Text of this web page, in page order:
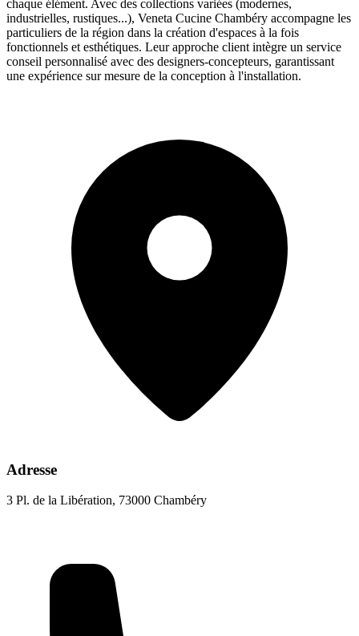
chaque élément. Avec des collections variées (modernes,
industrielles, rustiques...), Veneta Cucine Chambéry accompagne les
particuliers de la région dans la création d'espaces à la fois
fonctionnels et esthétiques. Leur approche client intègre un service
conseil personnalisé avec des designers-concepteurs, garantissant
une expérience sur mesure de la conception à l'installation.
Adresse
3 Pl. de la Libération, 73000 Chambéry